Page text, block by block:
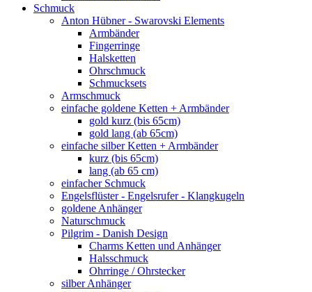
Schmuck
Anton Hübner - Swarovski Elements
Armbänder
Fingerringe
Halsketten
Ohrschmuck
Schmucksets
Armschmuck
einfache goldene Ketten + Armbänder
gold kurz (bis 65cm)
gold lang (ab 65cm)
einfache silber Ketten + Armbänder
kurz (bis 65cm)
lang (ab 65 cm)
einfacher Schmuck
Engelsflüster - Engelsrufer - Klangkugeln
goldene Anhänger
Naturschmuck
Pilgrim - Danish Design
Charms Ketten und Anhänger
Halsschmuck
Ohrringe / Ohrstecker
silber Anhänger